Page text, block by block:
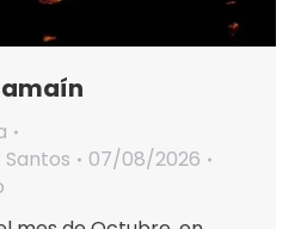
07/08/2026